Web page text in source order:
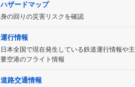
ハザードマップ
身の回りの災害リスクを確認
運行情報
日本全国で現在発生している鉄道運行情報や主
要空港のフライト情報
道路交通情報